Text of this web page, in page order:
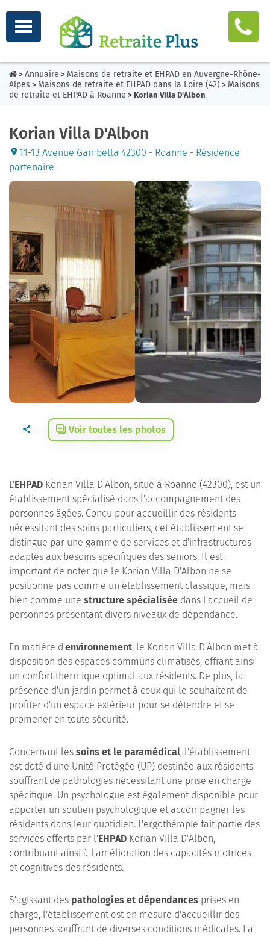
> Annuaire > Maisons de retraite et EHPAD en Auvergne-Rhône-
Alpes > Maisons de retraite et EHPAD dans la Loire (42) > Maisons
de retraite et EHPAD à Roanne > Korian Villa D'Albon
Korian Villa D'Albon
11-13 Avenue Gambetta 42300 - Roanne - Résidence
partenaire
Voir toutes les photos
L'EHPAD Korian Villa D'Albon, situé à Roanne (42300), est un
établissement spécialisé dans l'accompagnement des
personnes âgées. Conçu pour accueillir des résidents
nécessitant des soins particuliers, cet établissement se
distingue par une gamme de services et d'infrastructures
adaptés aux besoins spécifiques des seniors. Il est
important de noter que le Korian Villa D'Albon ne se
positionne pas comme un établissement classique, mais
bien comme une structure spécialisée dans l'accueil de
personnes présentant divers niveaux de dépendance.
En matière d'environnement, le Korian Villa D'Albon met à
disposition des espaces communs climatisés, offrant ainsi
un confort thermique optimal aux résidents. De plus, la
présence d'un jardin permet à ceux qui le souhaitent de
profiter d'un espace extérieur pour se détendre et se
promener en toute sécurité.
Concernant les soins et le paramédical, l'établissement
est doté d'une Unité Protégée (UP) destinée aux résidents
souffrant de pathologies nécessitant une prise en charge
spécifique. Un psychologue est également disponible pour
apporter un soutien psychologique et accompagner les
résidents dans leur quotidien. L'ergothérapie fait partie des
services offerts par l'EHPAD Korian Villa D'Albon,
contribuant ainsi à l'amélioration des capacités motrices
et cognitives des résidents.
S'agissant des pathologies et dépendances prises en
charge, l'établissement est en mesure d'accueillir des
personnes souffrant de diverses conditions médicales. La